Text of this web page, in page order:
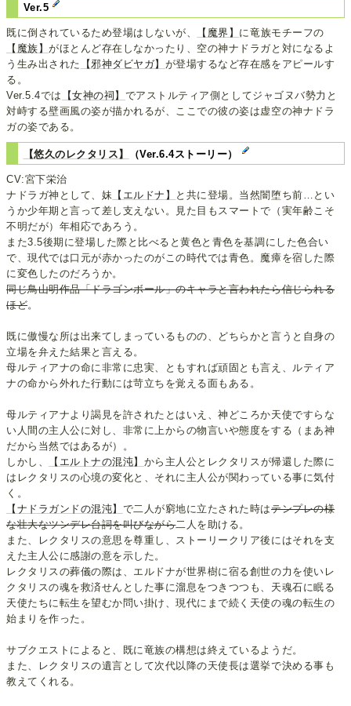
Ver.5
既に倒されているため登場はしないが、 【魔界】 に竜族モチーフの
【魔族】がほとんど存在しなかったり、空の神ナドラガと対になるよ
う生み出された
【邪神ダビヤガ】 が登場するなど存在感をアピールす
る。
Ver.5.4では
【女神の祠】 でアストルティア側としてジャゴヌバ勢力と
対峙する壁画風の姿が描かれるが、ここでの彼の姿は虚空の神ナドラ
ガの姿である。
【悠久のレクタリス】 （Ver.6.4ストーリー）
CV:宮下栄治
ナドラガ神として、妹 【エルドナ】
と共に登場。当然闇堕ち前…とい
うか少年期と言って差し支えない。見た目もスマートで（実年齢こそ
不明だが）年相応であろう。
また3.5後期に登場した際と比べると黄色と青色を基調にした色合い
で、現代では口元が赤かったのがこの時代では青色。魔瘴を宿した際
に変色したのだろうか。
同じ鳥山明作品「ドラゴンボール」のキャラと言われたら信じられる
ほど。
既に傲慢な所は出来てしまっているものの、どちらかと言うと自身の
立場を弁えた結果と言える。
母ルティアナの命に非常に忠実、ともすれば頑固とも言え、ルティア
ナの命から外れた行動には苛立ちを覚える面もある。
母ルティアナより謁見を許されたとはいえ、神どころか天使ですらな
い人間の主人公に対し、非常に上からの物言いや態度をする（まあ神
だから当然ではあるが）。
しかし、
【エルトナの混沌】 から主人公とレクタリスが帰還した際に
はレクタリスの心境の変化と、それに主人公が関わっている事に気付
く。
【ナドラガンドの混沌】 で二人が窮地に立たされた時はテンプレの様
な壮大なツンデレ台詞を叫びながら二人を助ける。
また、レクタリスの意思を尊重し、ストーリークリア後にはそれを支
えた主人公に感謝の意を示した。
レクタリスの葬儀の際は、エルドナが世界樹に宿る創世の力を使いレ
クタリスの魂を救済せんとした事に溜息をつきつつも、天魂石に眠る
天使たちに転生を望むか問い掛け、現代にまで続く天使の魂の転生の
始まりを作った。
サブクエストによると、既に竜族の構想は終えているようだ。
また、レクタリスの遺言として次代以降の天使長は選挙で決める事も
教えてくれる。